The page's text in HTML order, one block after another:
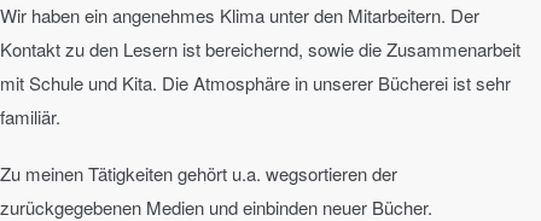
Wir haben ein angenehmes Klima unter den Mitarbeitern. Der
Kontakt zu den Lesern ist bereichernd, sowie die Zusammenarbeit
mit Schule und Kita. Die Atmosphäre in unserer Bücherei ist sehr
familiär.
Zu meinen Tätigkeiten gehört u.a. wegsortieren der
zurückgegebenen Medien und einbinden neuer Bücher.